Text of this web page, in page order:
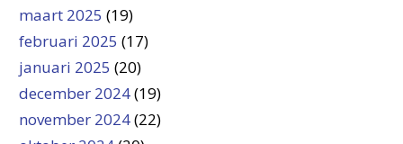
maart 2025 (19)
februari 2025 (17)
januari 2025 (20)
december 2024(19)
november 2024(22)